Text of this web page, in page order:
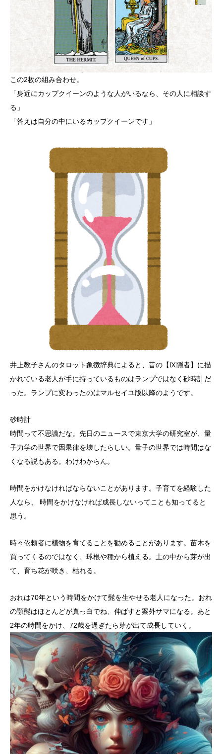
この2枚の組み合わせ。
「身近にカップクイーンのような人がいるなら、その人に相談す
る」
「答えは自分の中にいるカップクイーンです」
井上教子さんのタロット象徴辞典によると、昔の【Ⅸ隠者】に描
かれている老人が手に持っているものはランプではなく砂時計だ
った。ランプに変わったのはマルセイユ版以降のようです。
砂時計
時間って不思議だな。先日のニュースで東京大学の研究室が、量
子力学の世界で因果律を壊したらしい。量子の世界では時間はな
くなる説もある。わけわからん。
時間をかけなければならないことがあります。子育てを経験した
人なら、 時間をかけなければ成長しないってことも知ってると
思う。
時々依頼者に植物を育てることを勧めることがあります。苗木を
買ってくるのではなく、球根や種から植える。土の中から芽が出
て、育ち花が咲き、枯れる。
おれは70年という時間をかけて髭を生やせる老人になった。おれ
の顎髭はほとんどが真っ白でね、伸ばすと案外サマになる。あと
2年の時間をかけ、72歳を過ぎたら芽が出て成長していく。